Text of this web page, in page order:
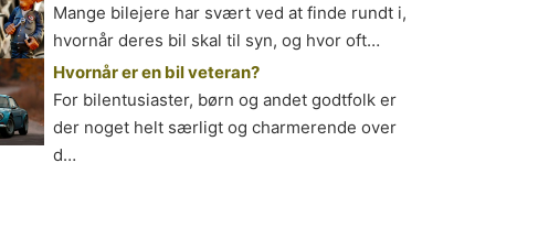
Mange bilejere har svært ved at finde rundt i,
hvornår deres bil skal til syn, og hvor oft…
Hvornår er en bil veteran?
For bilentusiaster, børn og andet godtfolk er
der noget helt særligt og charmerende over
d…